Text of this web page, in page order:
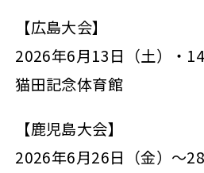
【広島大会】
2026年6月13日（土）・14
猫田記念体育館
【鹿児島大会】
2026年6月26日（金）～28